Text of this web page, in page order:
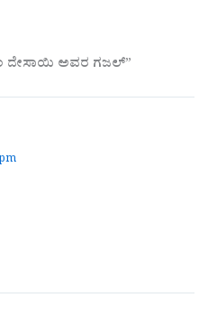
ದೇಸಾಯಿ ಅವರ ಗಜಲ್”